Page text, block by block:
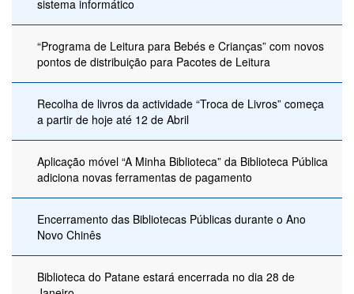
sistema informático
“Programa de Leitura para Bebés e Crianças” com novos
pontos de distribuição para Pacotes de Leitura
Recolha de livros da actividade “Troca de Livros” começa
a partir de hoje até 12 de Abril
Aplicação móvel “A Minha Biblioteca” da Biblioteca Pública
adiciona novas ferramentas de pagamento
Encerramento das Bibliotecas Públicas durante o Ano
Novo Chinês
Biblioteca do Patane estará encerrada no dia 28 de